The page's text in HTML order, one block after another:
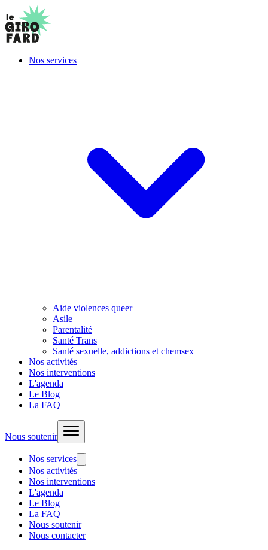
Nos services
Aide violences queer
Asile
Parentalité
Santé Trans
Santé sexuelle, addictions et chemsex
Nos activités
Nos interventions
L'agenda
Le Blog
La FAQ
Nous soutenir
Nos services
Nos activités
Nos interventions
L'agenda
Le Blog
La FAQ
Nous soutenir
Nous contacter